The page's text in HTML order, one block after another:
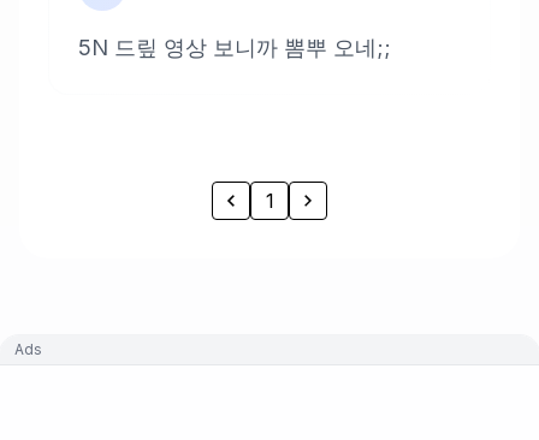
5N 드맆 영상 보니까 뽐뿌 오네;;
1
Ads